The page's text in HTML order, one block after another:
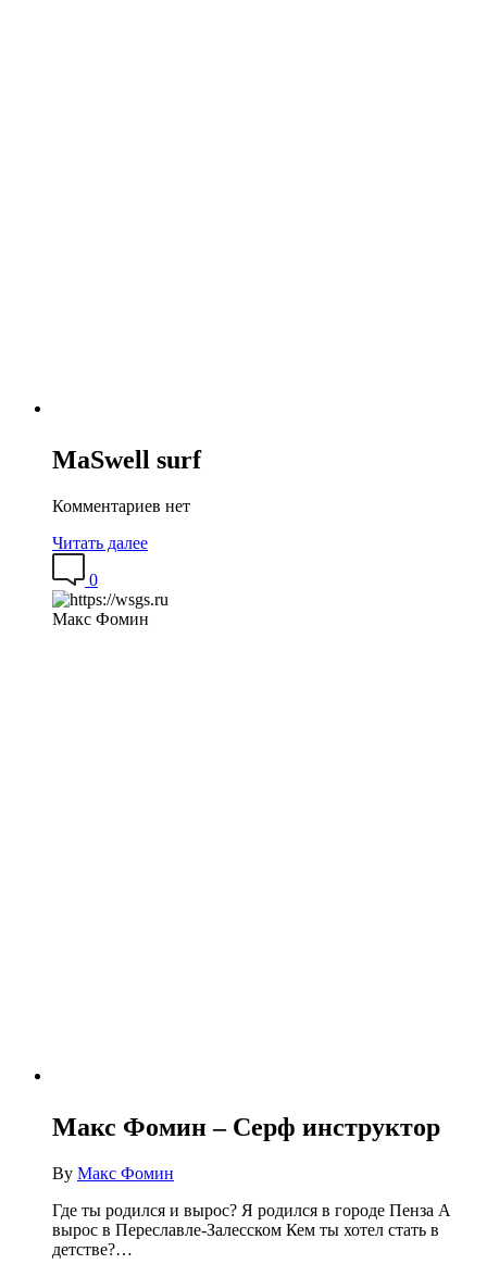
MaSwell surf
Комментариев нет
Читать далее
0
Макс Фомин
Макс Фомин – Серф инструктор
By Макс Фомин
Где ты родился и вырос? Я родился в городе Пенза А
вырос в Переславле-Залесском Кем ты хотел стать в
детстве?…